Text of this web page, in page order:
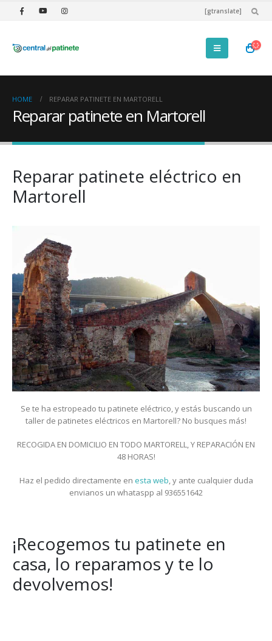
[gtranslate]
HOME REPARAR PATINETE EN MARTORELL
Reparar patinete en Martorell
Reparar patinete eléctrico en
Martorell
Se te ha estropeado tu patinete eléctrico, y estás buscando un
taller de patinetes eléctricos en Martorell? No busques más!
RECOGIDA EN DOMICILIO EN TODO MARTORELL, Y REPARACIÓN EN
48 HORAS!
Haz el pedido directamente en esta web , y ante cualquier duda
envianos un whataspp al 936551642
¡Recogemos tu patinete en
casa, lo reparamos y te lo
devolvemos!